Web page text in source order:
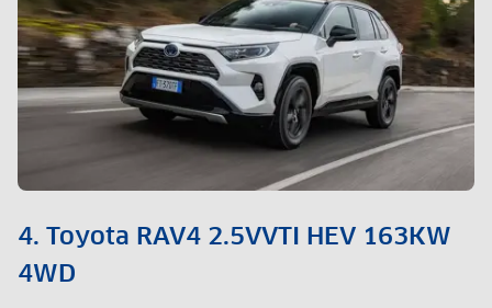
4. Toyota RAV4 2.5VVTI HEV 163KW
4WD